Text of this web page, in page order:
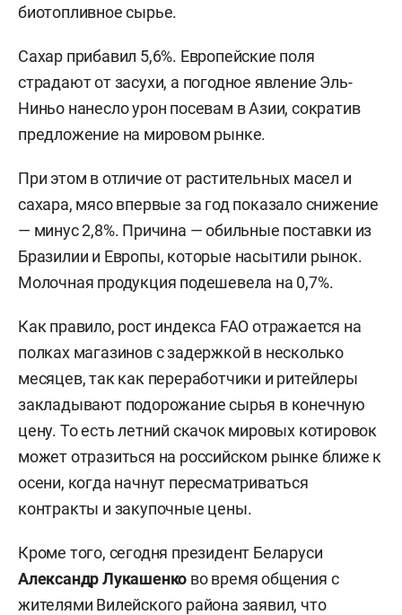
биотопливное сырье.
Сахар прибавил 5,6%. Европейские поля
страдают от засухи, а погодное явление Эль-
Ниньо нанесло урон посевам в Азии, сократив
предложение на мировом рынке.
При этом в отличие от растительных масел и
сахара, мясо впервые за год показало снижение
— минус 2,8%. Причина — обильные поставки из
Бразилии и Европы, которые насытили рынок.
Молочная продукция подешевела на 0,7%.
Как правило, рост индекса FAO отражается на
полках магазинов с задержкой в несколько
месяцев, так как переработчики и ритейлеры
закладывают подорожание сырья в конечную
цену. То есть летний скачок мировых котировок
может отразиться на российском рынке ближе к
осени, когда начнут пересматриваться
контракты и закупочные цены.
Кроме того, сегодня президент Беларуси
Александр Лукашенко во время общения с
жителями Вилейского района заявил, что